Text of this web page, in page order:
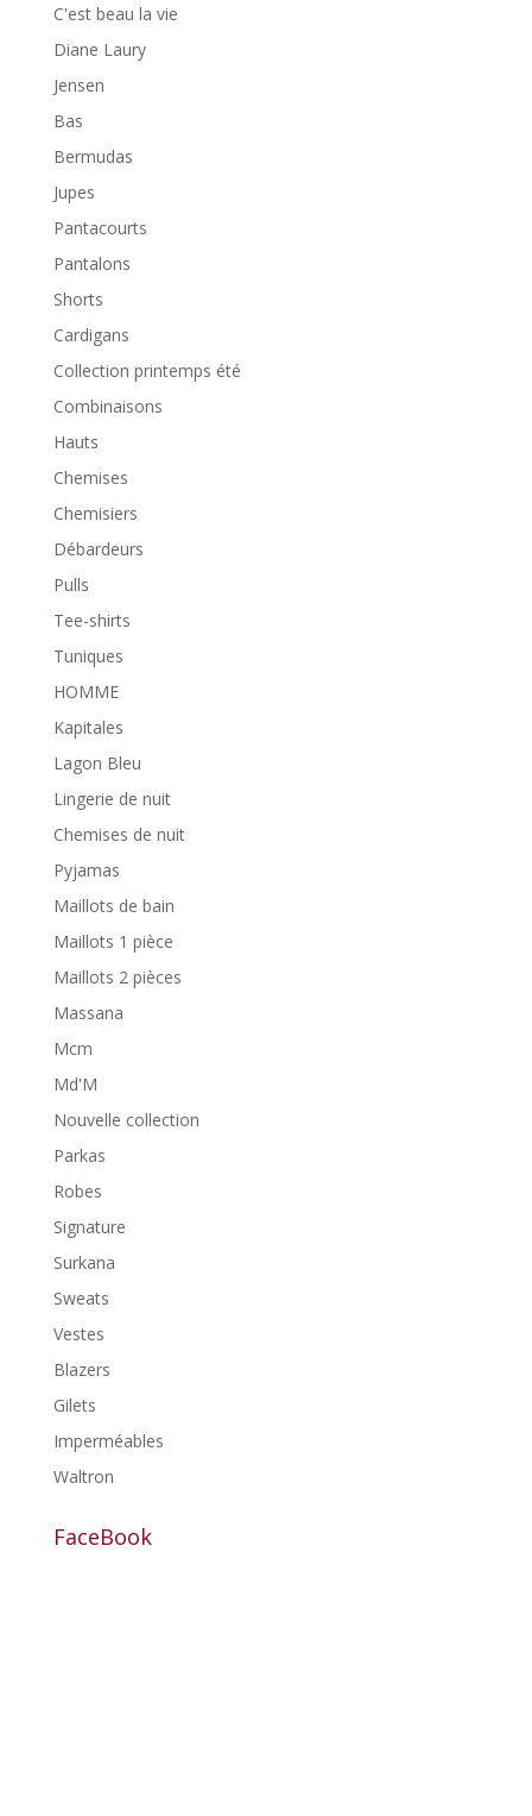
C'est beau la vie
Diane Laury
Jensen
Bas
Bermudas
Jupes
Pantacourts
Pantalons
Shorts
Cardigans
Collection printemps été
Combinaisons
Hauts
Chemises
Chemisiers
Débardeurs
Pulls
Tee-shirts
Tuniques
HOMME
Kapitales
Lagon Bleu
Lingerie de nuit
Chemises de nuit
Pyjamas
Maillots de bain
Maillots 1 pièce
Maillots 2 pièces
Massana
Mcm
Md'M
Nouvelle collection
Parkas
Robes
Signature
Surkana
Sweats
Vestes
Blazers
Gilets
Imperméables
Waltron
FaceBook